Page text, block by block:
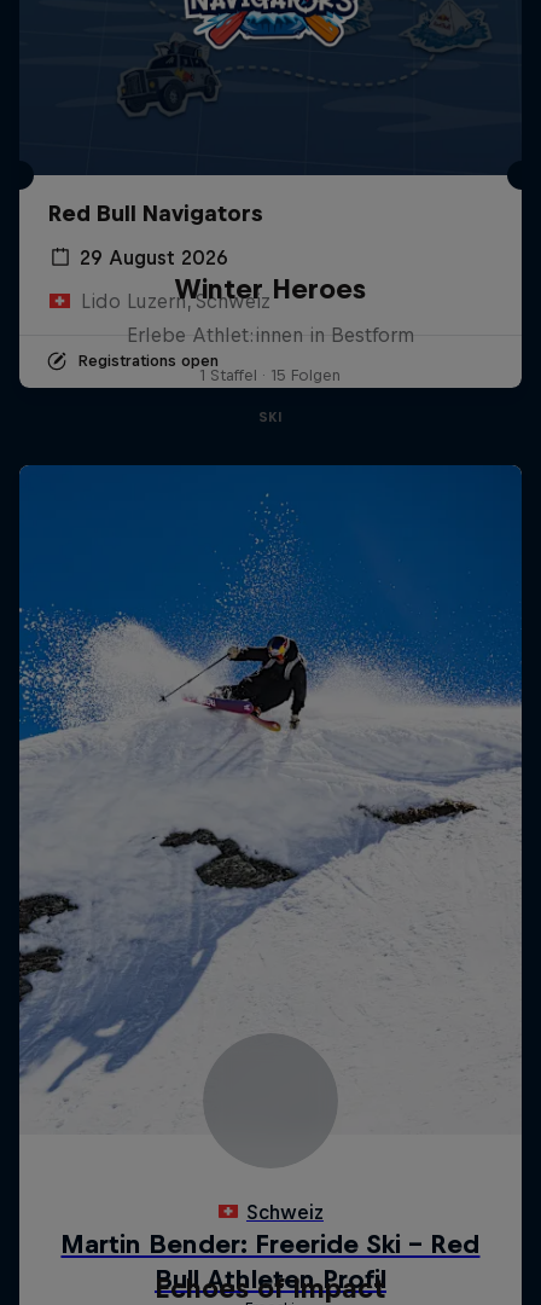
Red Bull Navigators
29 August 2026
Lido Luzern, Schweiz
Registrations open
Winter Heroes
Erlebe Athlet:innen in Bestform
1 Staffel · 15 Folgen
SKI
Echoes of Impact